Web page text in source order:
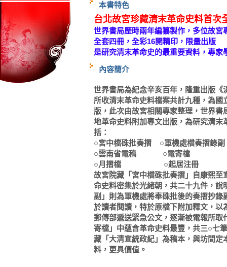
本書特色
台北故宮珍藏清末革命史料首次
世界書局歷時兩年編纂製作，多位故宮
全套四冊，全彩16開精印，限量出版
是研究清末革命史的最重要資料，專家
內容簡介
世界書局為紀念辛亥百年，隆重出版
所收清末革命史料檔案共計九種，為
版，此次由故宮相關專家整理，世界
地革命史料附加專文出版，為研究清
括：
○宮中檔硃批奏摺 ○軍機處檔奏摺錄
○雲南省電稿 ○電寄檔
○月摺檔 ○起居注冊 ○
故宮院藏「宮中檔硃批奏摺」自康熙
命史料密集於光緒朝，共二十九件，
副」則為軍機處將奉硃批後的奏摺抄
於讀者閱讀，特於原檔下附加釋文，
郵傳部遞送緊急公文，逐漸被電報所
寄檔」中蘊含革命史料最豐，共三○七
藏「大清宣統政紀」為稿本，與坊間
料，更具價值。